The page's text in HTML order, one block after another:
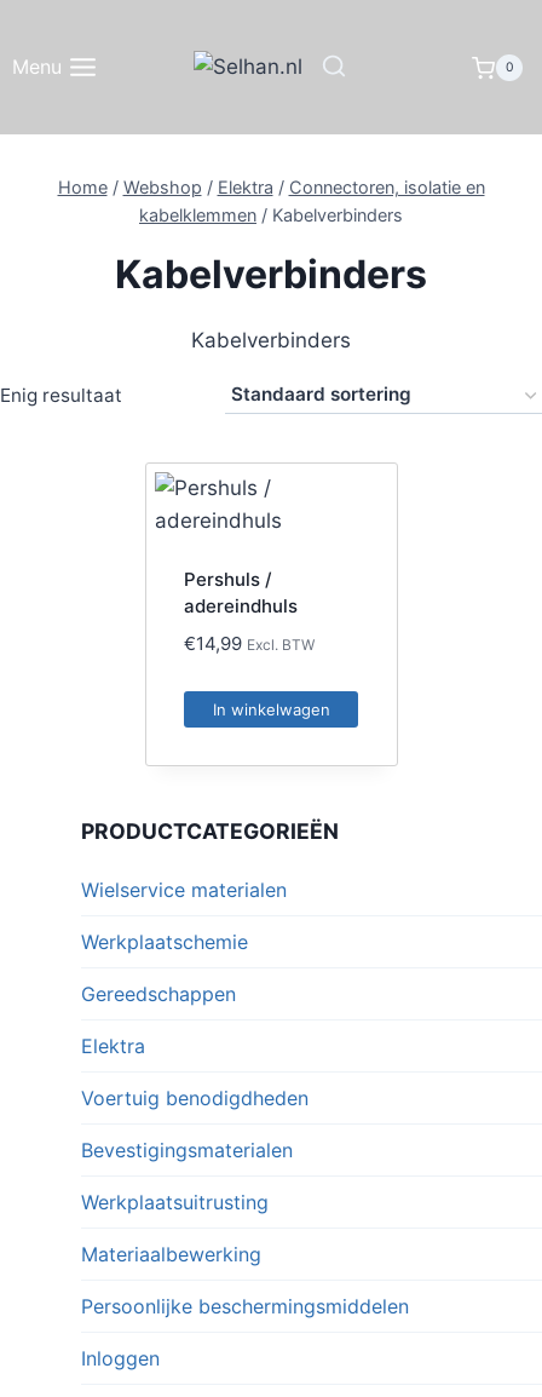
inhoud
Menu 0
Home / Webshop / Elektra / Connectoren, isolatie en
kabelklemmen / Kabelverbinders
Kabelverbinders
Kabelverbinders
Enig resultaat
Pershuls /
adereindhuls
€14,99 Excl. BTW
In winkelwagen
PRODUCTCATEGORIEËN
Wielservice materialen
Werkplaatschemie
Gereedschappen
Elektra
Voertuig benodigdheden
Bevestigingsmaterialen
Werkplaatsuitrusting
Materiaalbewerking
Persoonlijke beschermingsmiddelen
Inloggen